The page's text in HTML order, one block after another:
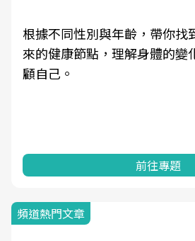
根據不同性別與年齡，帶你找
來的健康節點，理解身體的變
顧自己。
前往專題
頻道熱門文章